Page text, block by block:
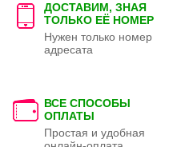
ДОСТАВИМ, ЗНАЯ
ТОЛЬКО ЕЁ НОМЕР
Нужен только номер
адресата
ВСЕ СПОСОБЫ
ОПЛАТЫ
Простая и удобная